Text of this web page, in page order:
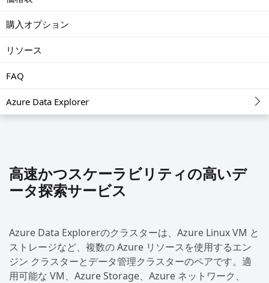
購入オプション
リソース
FAQ
Azure Data Explorer
高速かつスケーラビリティの高いデ
ータ探索サービス
Azure Data Explorerのクラスターは、Azure Linux VM と
ストレージなど、複数の Azure リソースを使用するエン
ジン クラスターとデータ管理クラスターのペアです。適
用可能な VM、Azure Storage、Azure ネットワーク、